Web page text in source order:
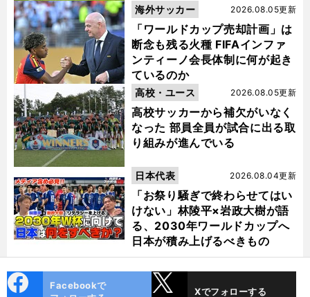
「ワールドカップ売却計画」は
断念も残る火種 FIFAインファ
ンティーノ会長体制に何が起き
ているのか
2026.08.05更新
海外サッカー
高校サッカーから補欠がいなく
なった 部員全員が試合に出る取
り組みが進んでいる
2026.08.05更新
高校・ユース
「お祭り騒ぎで終わらせてはい
けない」林陵平×岩政大樹が語
る、2030年ワールドカップへ
日本が積み上げるべきもの
2026.08.04更新
日本代表
ok
Facebookで
Xでフォローする